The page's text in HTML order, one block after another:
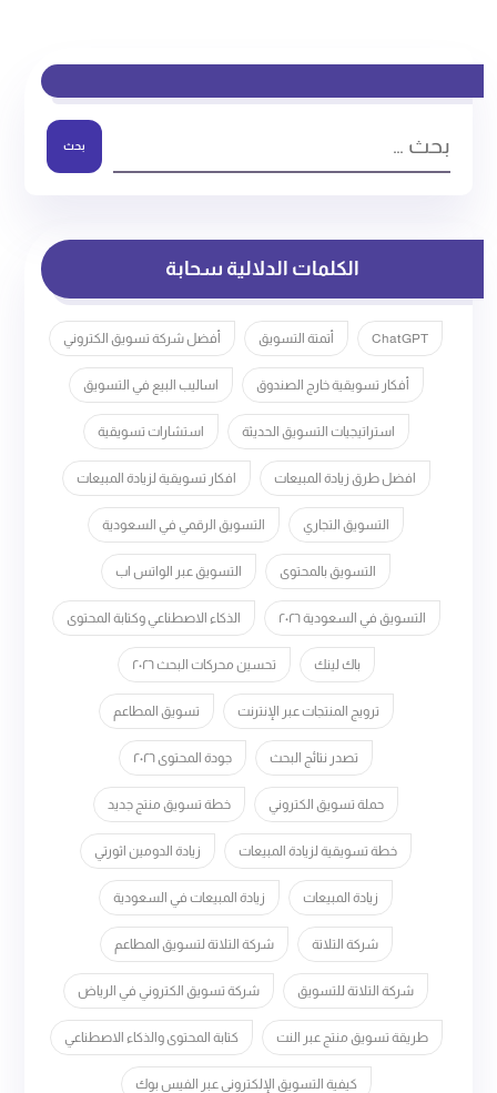
بحث
الكلمات الدلالية سحابة
ChatGPT أتمتة التسويق أفضل شركة تسويق الكتروني
أفكار تسويقية خارج الصندوق اساليب البيع في التسويق
استراتيجيات التسويق الحديثة استشارات تسويقية
افضل طرق زيادة المبيعات افكار تسويقية لزيادة المبيعات
التسويق التجاري التسويق الرقمي في السعودية
التسويق بالمحتوى التسويق عبر الواتس اب
التسويق في السعودية ٢٠٢٦ الذكاء الاصطناعي وكتابة المحتوى
باك لينك تحسين محركات البحث ٢٠٢٦
ترويج المنتجات عبر الإنترنت تسويق المطاعم
تصدر نتائج البحث جودة المحتوى ٢٠٢٦
حملة تسويق الكتروني خطة تسويق منتج جديد
خطة تسويقية لزيادة المبيعات زيادة الدومين اثورتي
زيادة المبيعات زيادة المبيعات في السعودية
شركة التلاتة شركة التلاتة لتسويق المطاعم
شركة التلاتة للتسويق شركة تسويق الكتروني في الرياض
طريقة تسويق منتج عبر النت كتابة المحتوى والذكاء الاصطناعي
كيفية التسويق الإلكتروني عبر الفيس بوك